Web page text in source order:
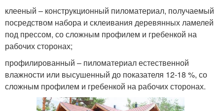
клееный – конструкционный пиломатериал, получаемый
посредством набора и склеивания деревянных ламелей
под прессом, со сложным профилем и гребенкой на
рабочих сторонах;
профилированный – пиломатериал естественной
влажности или высушенный до показателя 12-18 %, со
сложным профилем и гребенкой на рабочих сторонах.